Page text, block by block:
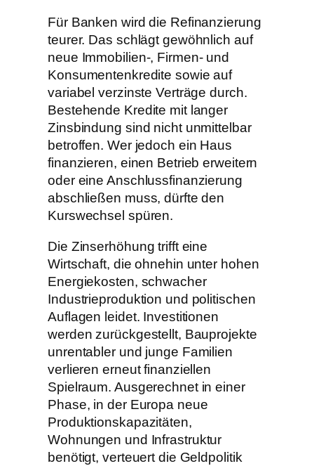
Für Banken wird die Refinanzierung
teurer. Das schlägt gewöhnlich auf
neue Immobilien-, Firmen- und
Konsumentenkredite sowie auf
variabel verzinste Verträge durch.
Bestehende Kredite mit langer
Zinsbindung sind nicht unmittelbar
betroffen. Wer jedoch ein Haus
finanzieren, einen Betrieb erweitern
oder eine Anschlussfinanzierung
abschließen muss, dürfte den
Kurswechsel spüren.
Die Zinserhöhung trifft eine
Wirtschaft, die ohnehin unter hohen
Energiekosten, schwacher
Industrieproduktion und politischen
Auflagen leidet. Investitionen
werden zurückgestellt, Bauprojekte
unrentabler und junge Familien
verlieren erneut finanziellen
Spielraum. Ausgerechnet in einer
Phase, in der Europa neue
Produktionskapazitäten,
Wohnungen und Infrastruktur
benötigt, verteuert die Geldpolitik